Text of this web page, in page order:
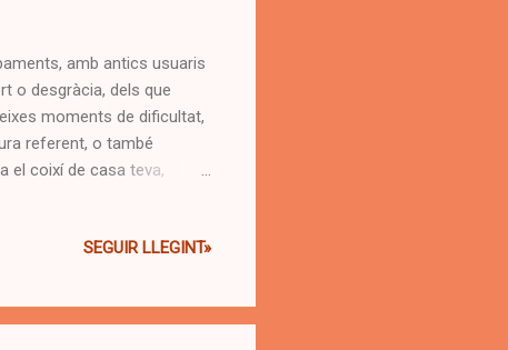
amb antics usuaris
o desgràcia, dels que
moments de dificultat,
referent, o també
el coixí de casa teva,
deixen enrera
va ser molt efusiu.Em
SEGUIR LLEGINT»